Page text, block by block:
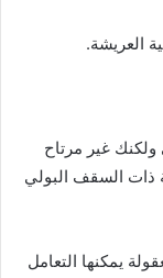
العريشة.
غير مرتاح
ذات السقف البولي
يمكنها التعامل